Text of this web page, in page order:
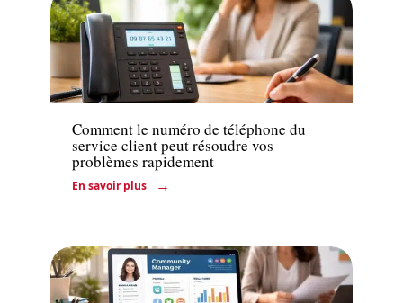
Services
Comment le numéro de téléphone du
service client peut résoudre vos
problèmes rapidement
En savoir plus